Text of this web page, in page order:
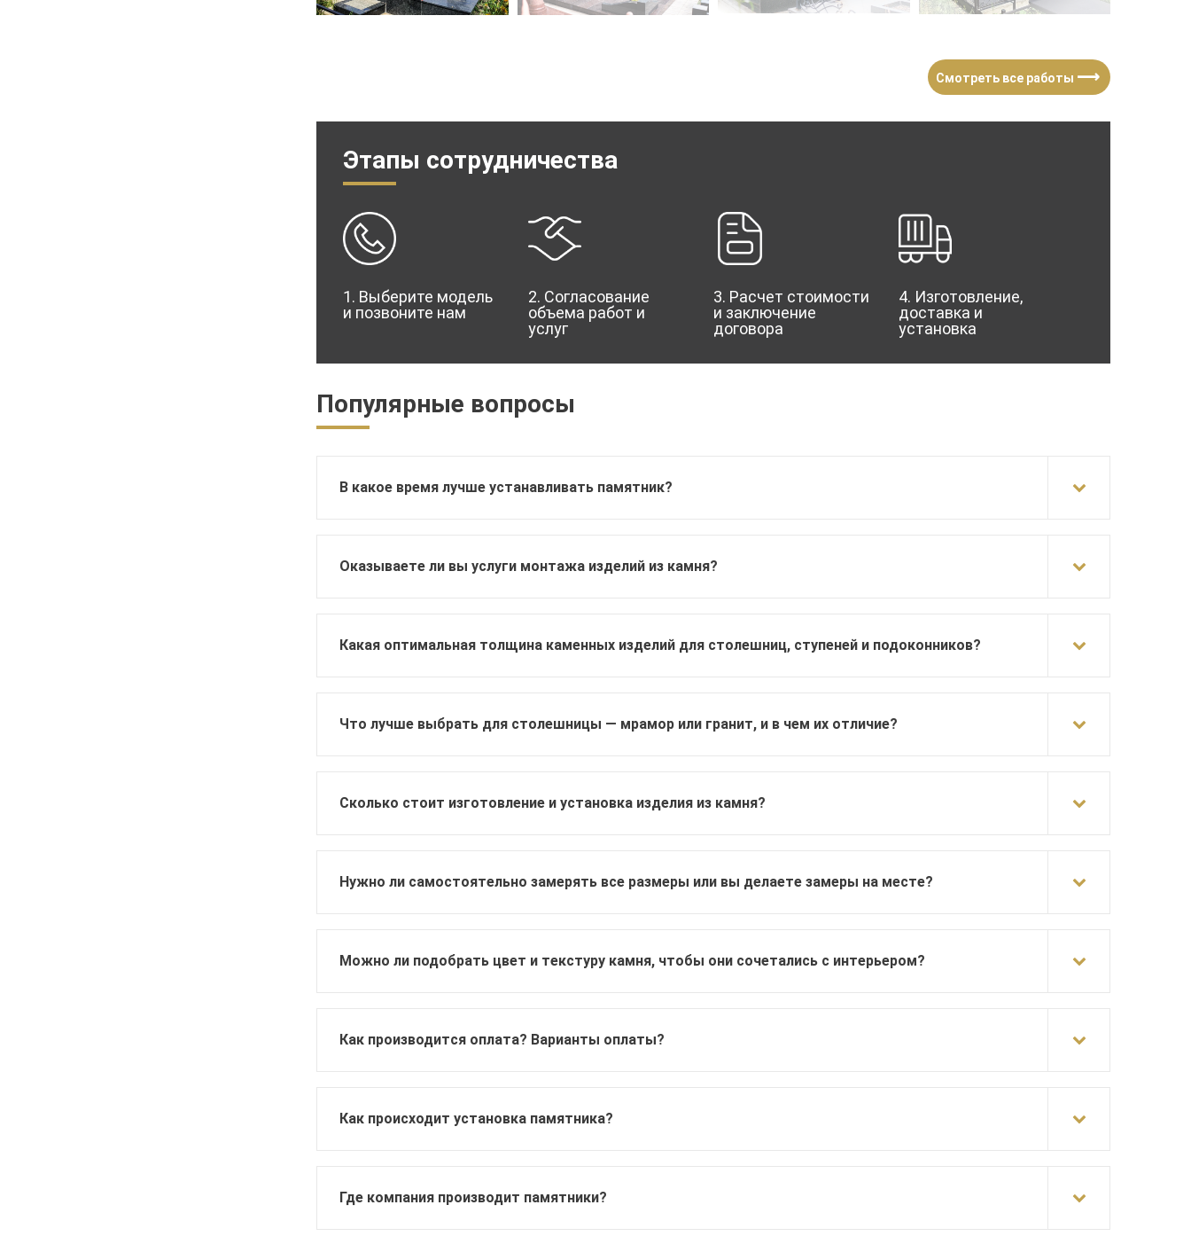
Смотреть все работы ⟶
Этапы сотрудничества
1. Выберите модель
и позвоните нам
2. Согласование
объема работ и
услуг
3. Расчет стоимости
и заключение
договора
4. Изготовление,
доставка и
установка
Популярные вопросы
В какое время лучше устанавливать памятник?
Оказываете ли вы услуги монтажа изделий из камня?
Какая оптимальная толщина каменных изделий для столешниц, ступеней и подоконников?
Что лучше выбрать для столешницы — мрамор или гранит, и в чем их отличие?
Сколько стоит изготовление и установка изделия из камня?
Нужно ли самостоятельно замерять все размеры или вы делаете замеры на месте?
Можно ли подобрать цвет и текстуру камня, чтобы они сочетались с интерьером?
Как производится оплата? Варианты оплаты?
Как происходит установка памятника?
Где компания производит памятники?